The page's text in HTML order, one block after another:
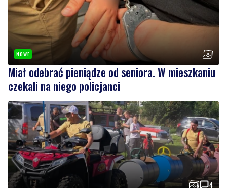
NOWE
Miał odebrać pieniądze od seniora. W mieszkaniu
czekali na niego policjanci
4
Strażacy pokazali swoje umiejętności. Rodzinny
festyn przyciągnął mieszkańców oraz gości